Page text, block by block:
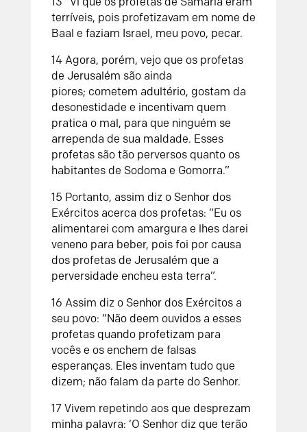
terríveis, pois profetizavam em nome de
Baal e faziam Israel, meu povo, pecar.
14 Agora, porém, vejo que os profetas
de Jerusalém são ainda
piores; cometem adultério, gostam da
desonestidade e incentivam quem
pratica o mal, para que ninguém se
arrependa de sua maldade. Esses
profetas são tão perversos quanto os
habitantes de Sodoma e Gomorra.”
15 Portanto, assim diz o Senhordos
Exércitos acerca dos profetas: “Eu os
alimentarei com amargura e lhes darei
veneno para beber, pois foi por causa
dos profetas de Jerusalém que a
perversidade encheu esta terra”.
16 Assim diz o Senhordos Exércitos a
seu povo: “Não deem ouvidos a esses
profetas quando profetizam para
vocês e os enchem de falsas
esperanças. Eles inventam tudo que
dizem; não falam da parte do Senhor.
17 Vivem repetindo aos que desprezam
minha palavra: ‘O Senhordiz que terão